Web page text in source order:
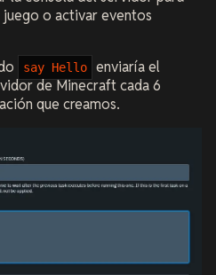
o activar eventos
say Hello
enviaría el
de Minecraft cada 6
que creamos.